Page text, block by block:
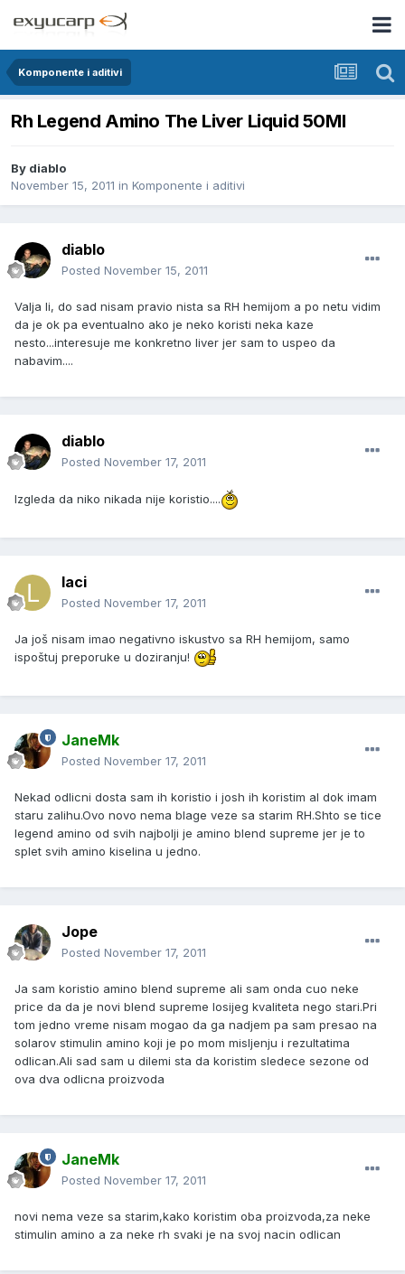
Komponente i aditivi
Rh Legend Amino The Liver Liquid 50Ml
By diablo
November 15, 2011 in Komponente i aditivi
diablo
Posted November 15, 2011
Valja li, do sad nisam pravio nista sa RH hemijom a po netu vidim
da je ok pa eventualno ako je neko koristi neka kaze
nesto...interesuje me konkretno liver jer sam to uspeo da
nabavim....
diablo
Posted November 17, 2011
Izgleda da niko nikada nije koristio....
laci
Posted November 17, 2011
Ja još nisam imao negativno iskustvo sa RH hemijom, samo
ispoštuj preporuke u doziranju!
JaneMk
Posted November 17, 2011
Nekad odlicni dosta sam ih koristio i josh ih koristim al dok imam
staru zalihu.Ovo novo nema blage veze sa starim RH.Shto se tice
legend amino od svih najbolji je amino blend supreme jer je to
splet svih amino kiselina u jedno.
Jope
Posted November 17, 2011
Ja sam koristio amino blend supreme ali sam onda cuo neke
price da da je novi blend supreme losijeg kvaliteta nego stari.Pri
tom jedno vreme nisam mogao da ga nadjem pa sam presao na
solarov stimulin amino koji je po mom misljenju i rezultatima
odlican.Ali sad sam u dilemi sta da koristim sledece sezone od
ova dva odlicna proizvoda
JaneMk
Posted November 17, 2011
novi nema veze sa starim,kako koristim oba proizvoda,za neke
stimulin amino a za neke rh svaki je na svoj nacin odlican